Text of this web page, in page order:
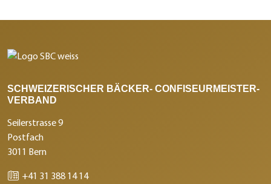
SCHWEIZERISCHER BÄCKER- CONFISEURMEISTER-
VERBAND
Seilerstrasse 9
Postfach
3011 Bern
+41 31 388 14 14